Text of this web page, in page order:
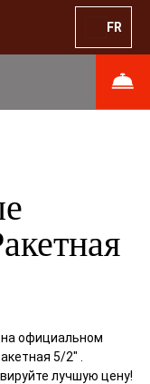
FR
официальном
5/2" .
лучшую цену!